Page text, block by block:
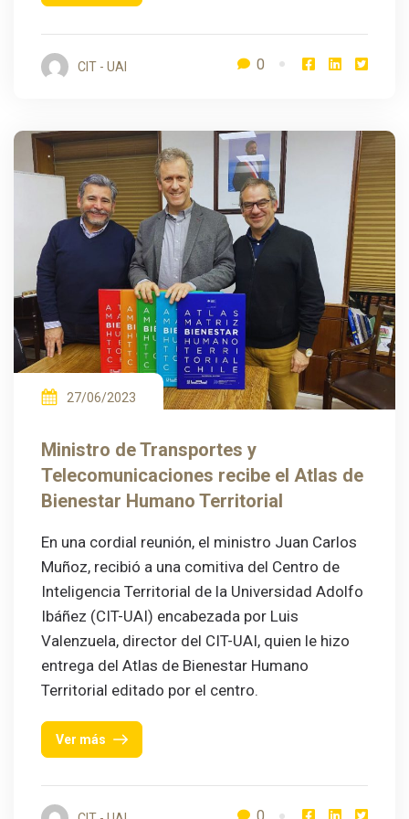
CIT - UAI 0
27/06/2023
Ministro de Transportes y
Telecomunicaciones recibe el Atlas de
Bienestar Humano Territorial
En una cordial reunión, el ministro Juan Carlos
Muñoz, recibió a una comitiva del Centro de
Inteligencia Territorial de la Universidad Adolfo
Ibáñez (CIT-UAI) encabezada por Luis
Valenzuela, director del CIT-UAI, quien le hizo
entrega del Atlas de Bienestar Humano
Territorial editado por el centro.
Ver más